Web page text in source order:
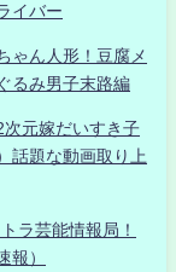
イバー
ゃん人形！豆腐メ
るみ男子末路編
元嫁だいすき子
話題な動画取り上
ラ芸能情報局！
報）